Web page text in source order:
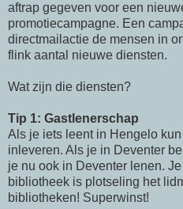
aftrap gegeven voor een
promotiecampagne. Een
directmailactie de mensen in
flink aantal nieuwe diensten.
Wat zijn die diensten?
Tip 1: Gastlenerschap
Als je iets leent in Hengelo
inleveren. Als je in Deventer
je nu ook in Deventer lenen.
bibliotheek is plotseling het
bibliotheken! Superwinst!